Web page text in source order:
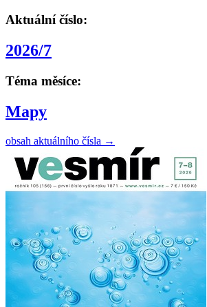
Aktuální číslo:
2026/7
Téma měsíce:
Mapy
obsah aktuálního čísla →